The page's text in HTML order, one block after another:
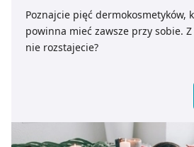
Poznajcie pięć dermokosmetyków,
powinna mieć zawsze przy sobie.
nie rozstajecie?